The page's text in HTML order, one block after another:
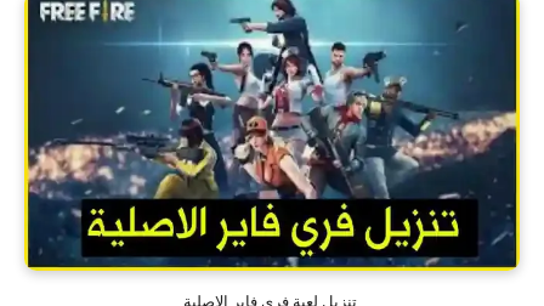
تنزيل لعبة فري فاير الاصلية